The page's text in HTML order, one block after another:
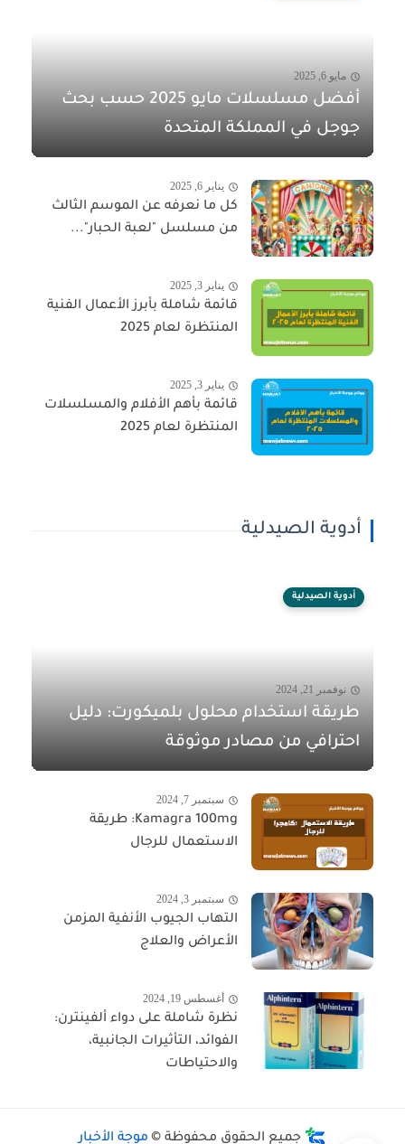
مايو 6, 2025
أفضل مسلسلات مايو 2025 حسب بحث
جوجل في المملكة المتحدة
يناير 6, 2025
كل ما نعرفه عن الموسم الثالث
من مسلسل "لعبة الحبار"...
يناير 3, 2025
قائمة شاملة بأبرز الأعمال الفنية
المنتظرة لعام 2025
يناير 3, 2025
قائمة بأهم الأفلام والمسلسلات
المنتظرة لعام 2025
أدوية الصيدلية
أدوية الصيدلية
نوفمبر 21, 2024
طريقة استخدام محلول بلميكورت: دليل
احترافي من مصادر موثوقة
سبتمبر 7, 2024
Kamagra 100mg: طريقة
الاستعمال للرجال
سبتمبر 3, 2024
التهاب الجيوب الأنفية المزمن
الأعراض والعلاج
أغسطس 19, 2024
نظرة شاملة على دواء ألفينترن:
الفوائد، التأثيرات الجانبية،
والاحتياطات
جميع الحقوق محفوظة © موجة الأخبار